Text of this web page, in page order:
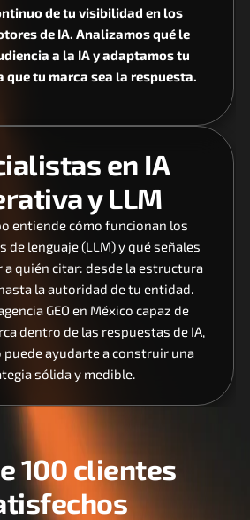
de tu visibilidad en los
de IA. Analizamos qué le
a la IA y adaptamos tu
que tu marca sea la respuesta.
en IA
y LLM
entiende cómo funcionan los
de lenguaje (LLM) y qué señales
a quién citar: desde la estructura
la autoridad de tu entidad.
GEO en México capaz de
dentro de las respuestas de IA,
ayudarte a construir una
sólida y medible.
100 clientes